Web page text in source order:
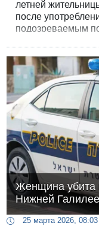
летней
после
подозреваемым
смерти по
Женщина убита
Нижней
25 марта 2026, 08:03